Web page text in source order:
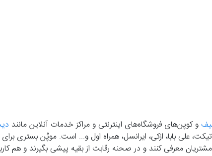
و کوپن‌های فروشگاه‌های اینترنتی و مراکز خدمات آنلاین مانند
علی بابا، ازکی، ایرانسل، همراه اول و... است. موپُن بستری
معرفی کنند و در صحنه رقابت از بقیه پیشی بگیرند و هم